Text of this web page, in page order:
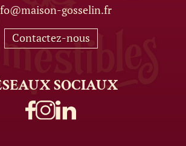
gosselin.fr
Contactez-nous
SOCIAUX